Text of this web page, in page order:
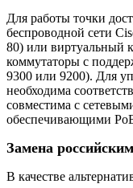
Для работы точки
беспроводной сети
80) или виртуальный
коммутаторы с
9300 или 9200). Для
необходима
совместима с
обеспечивающими
Замена
В качестве